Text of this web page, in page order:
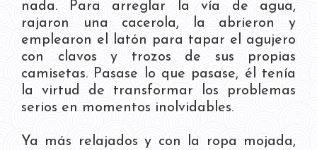
nada. Para arreglar la vía de agua,
rajaron una cacerola, la abrieron y
emplearon el latón para tapar el agujero
con clavos y trozos de sus propias
camisetas. Pasase lo que pasase, él tenía
la virtud de transformar los problemas
serios en momentos inolvidables.
Ya más relajados y con la ropa mojada,